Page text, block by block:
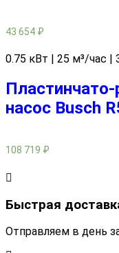
43 654 ₽
0.75 кВт | 25 м³/час |
насос Busch
108 719 ₽
Быстрая
Отправляем в день